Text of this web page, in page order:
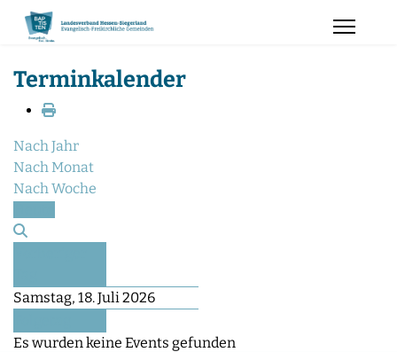
Terminkalender
Nach Jahr
Nach Monat
Nach Woche
Samstag, 18. Juli 2026
Es wurden keine Events gefunden